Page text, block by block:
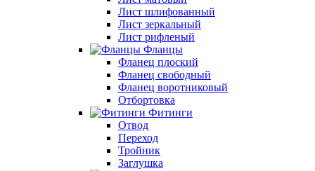
Лист шлифованный
Лист зеркальный
Лист рифленый
Фланцы
Фланец плоский
Фланец свободный
Фланец воротниковый
Отбортовка
Фитинги
Отвод
Переход
Тройник
Заглушка